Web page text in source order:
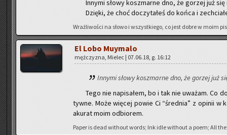
In­ny­mi słowy kosz­mar­ne dno, że go­rzej już się
Dzię­ki, że choć do­czy­ta­łeś do końca i
Wraż­li­wo­ści na słowo i wszyst­kie­go, co jest dobre w moim
El Lobo Muy­ma­lo
męż­czy­zna, Mie­lec | 07.06.18, g. 16:12
In­ny­mi słowy kosz­mar­ne dno, że go­rzej już
Tego nie na­pi­sa­łem, bo i tak nie uwa­żam. Co
tyw­ne. Może wię­cej powie Ci “śred­nia” z opi­nii
aku­rat moim od­bio­rem.
Paper is dead wi­tho­ut words; Ink idle wi­tho­ut a poem; All